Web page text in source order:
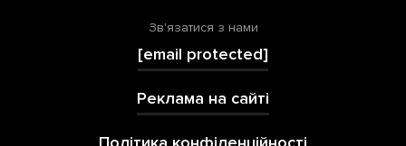
Зв'язатися з нами
[email protected]
Реклама на сайті